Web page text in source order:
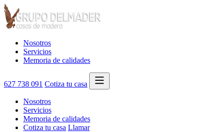
Nosotros
Servicios
Memoria de calidades
627 738 091 Cotiza tu casa
Nosotros
Servicios
Memoria de calidades
Cotiza tu casa Llamar